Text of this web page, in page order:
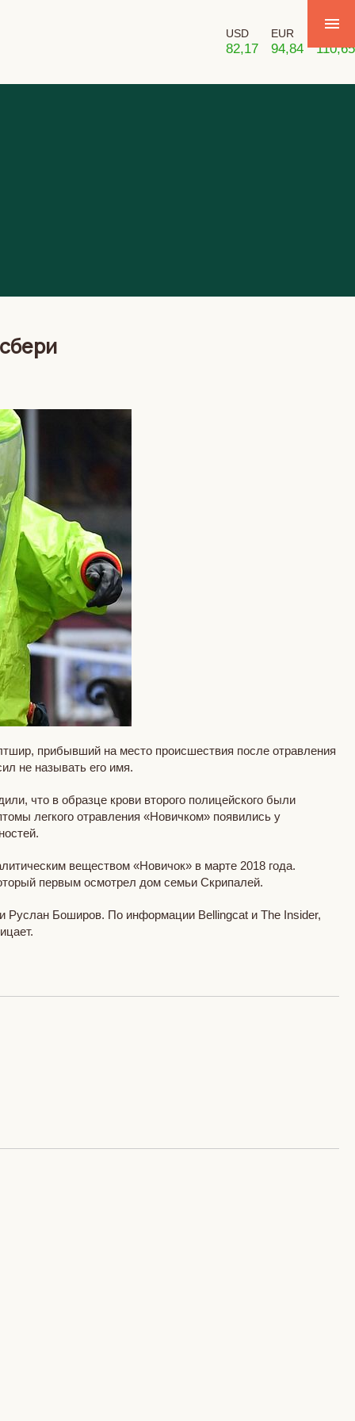
USD
82,17
EUR
94,84 110,65
прибывший на место происшествия после отравления
не называть его имя.
что в образце крови второго полицейского были
легкого отравления «Новичком» появились у
веществом «Новичок» в марте 2018 года.
первым осмотрел дом семьи Скрипалей.
Руслан Боширов. По информации Bellingcat и The Insider,